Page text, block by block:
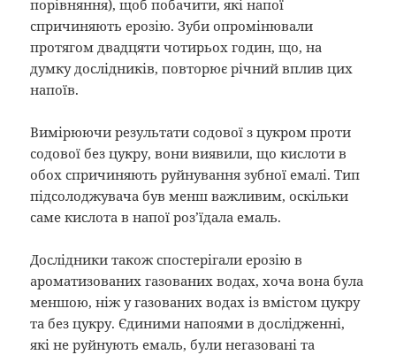
порівняння), щоб побачити, які напої
спричиняють ерозію. Зуби опромінювали
протягом двадцяти чотирьох годин, що, на
думку дослідників, повторює річний вплив цих
напоїв.
Вимірюючи результати содової з цукром проти
содової без цукру, вони виявили, що кислоти в
обох спричиняють руйнування зубної емалі. Тип
підсолоджувача був менш важливим, оскільки
саме кислота в напої роз’їдала емаль.
Дослідники також спостерігали ерозію в
ароматизованих газованих водах, хоча вона була
меншою, ніж у газованих водах із вмістом цукру
та без цукру. Єдиними напоями в дослідженні,
які не руйнують емаль, були негазовані та